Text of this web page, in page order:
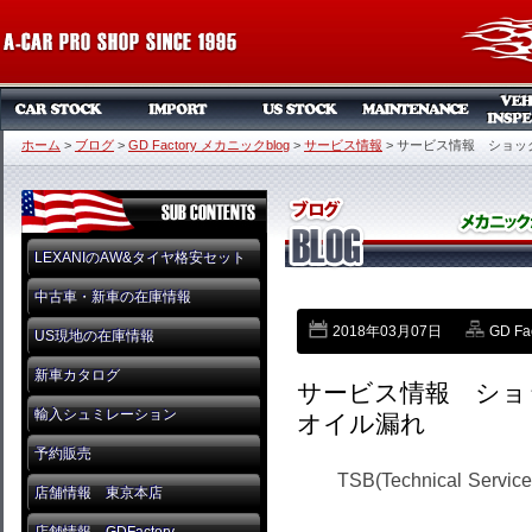
ホーム > ブログ > GD Factory メカニックblog > サービス情報 > サービス情報 ショッ
LEXANIのAW&タイヤ格安セット
中古車・新車の在庫情報
US現地の在庫情報
新車カタログ
輸入シュミレーション
予約販売
店舗情報 東京本店
2018年03月07日 GD
サービス情報 ショ
オイル漏れ
TSB(Technical